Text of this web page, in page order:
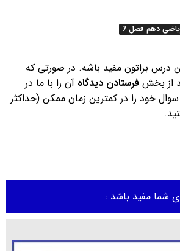
دهم فصل 7
درس براتون مفید باشه. در صورتی که
از بخش فرستادن دیدگاه آن را با ما در
خود را در کمترین زمان ممکن (حداکثر
شما مفید باشد :